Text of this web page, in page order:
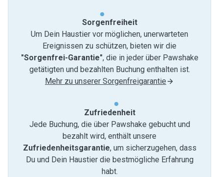
Sorgenfreiheit
Um Dein Haustier vor möglichen, unerwarteten
Ereignissen zu schützen, bieten wir die
"Sorgenfrei-Garantie", die in jeder über Pawshake
getätigten und bezahlten Buchung enthalten ist.
Mehr zu unserer Sorgenfreigarantie
Zufriedenheit
Jede Buchung, die über Pawshake gebucht und
bezahlt wird, enthält unsere
Zufriedenheitsgarantie, um sicherzugehen, dass
Du und Dein Haustier die bestmögliche Erfahrung
habt.